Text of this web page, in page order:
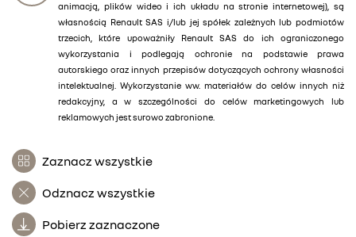
animacją, plików wideo i ich układu na stronie internetowej), są
własnością Renault SAS i/lub jej spółek zależnych lub podmiotów
trzecich, które upoważniły Renault SAS do ich ograniczonego
wykorzystania i podlegają ochronie na podstawie prawa
autorskiego oraz innych przepisów dotyczących ochrony własności
intelektualnej. Wykorzystanie ww. materiałów do celów innych niż
redakcyjny, a w szczególności do celów marketingowych lub
reklamowych jest surowo zabronione.
Zaznacz wszystkie
Odznacz wszystkie
Pobierz zaznaczone